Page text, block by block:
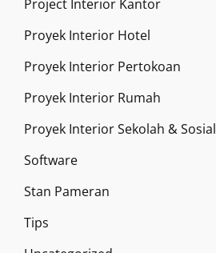
Project Interior Kantor
Proyek Interior Hotel
Proyek Interior Pertokoan
Proyek Interior Rumah
Proyek Interior Sekolah & Sosial
Software
Stan Pameran
Tips